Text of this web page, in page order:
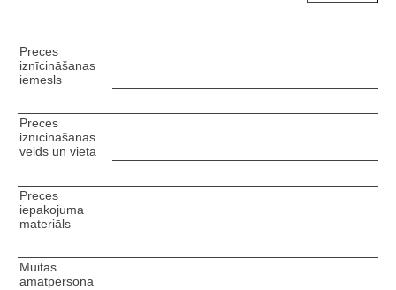
Preces
iznīcināšanas
iemesls
Preces
iznīcināšanas
veids un vieta
Preces
iepakojuma
materiāls
Muitas
amatpersona